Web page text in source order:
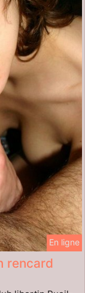
En ligne
rencard